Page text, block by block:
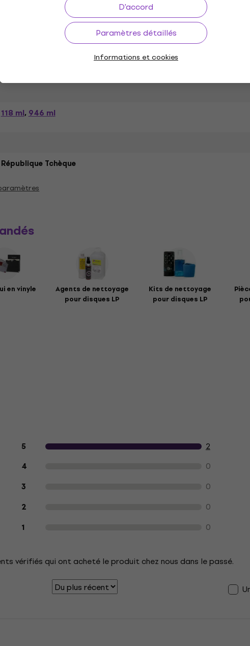
D'accord
Paramètres détaillés
Informations et cookies
Solution de nettoyage (2 x),
Cleaning Brush (2 x), Notation
118 ml,946 ml
République Tchèque
en vinyle
Agents de nettoyage
pour disques LP
Kits de nettoyage
pour disques LP
Avis des clients sur le produit
5 2
4 0
3 0
2 0
1 0
vérifiés qui ont acheté le produit chez nous dans le passé.